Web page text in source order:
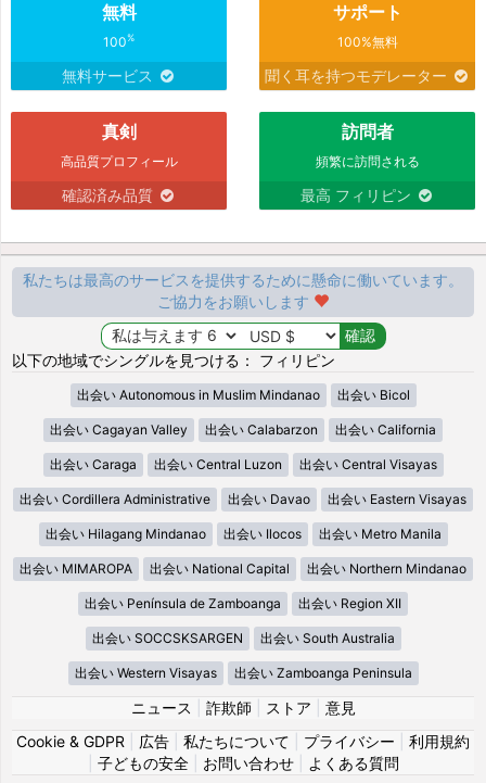
無料
100%
無料サービス
サポート
100%無料
聞く耳を持つモデレーター
真剣
高品質プロフィール
確認済み品質
訪問者
頻繁に訪問される
最高 フィリピン
私たちは最高のサービスを提供するために懸命に働いています。
ご協力をお願いします
以下の地域でシングルを見つける： フィリピン
出会い Autonomous in Muslim Mindanao 出会い Bicol
出会い Cagayan Valley 出会い Calabarzon 出会い California
出会い Caraga 出会い Central Luzon 出会い Central Visayas
出会い Cordillera Administrative 出会い Davao 出会い Eastern Visayas
出会い Hilagang Mindanao 出会い Ilocos 出会い Metro Manila
出会い MIMAROPA 出会い National Capital 出会い Northern Mindanao
出会い Península de Zamboanga 出会い Region XII
出会い SOCCSKSARGEN 出会い South Australia
出会い Western Visayas 出会い Zamboanga Peninsula
ニュース 詐欺師 ストア
意見
Cookie & GDPR
広告 私たちについて プライバシー
利用規約
子どもの安全| お問い合わせ| よくある質問